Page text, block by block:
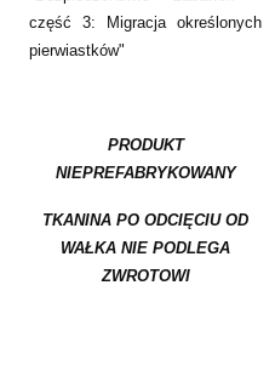
część 3: Migracja określonych
pierwiastków"
PRODUKT
NIEPREFABRYKOWANY
TKANINA PO ODCIĘCIU OD
WAŁKA NIE PODLEGA
ZWROTOWI